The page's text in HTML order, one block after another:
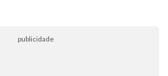
publicidade